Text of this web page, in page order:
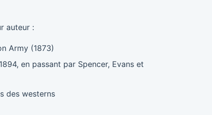
auteur :
Army (1873)
en passant par Spencer, Evans et
des westerns